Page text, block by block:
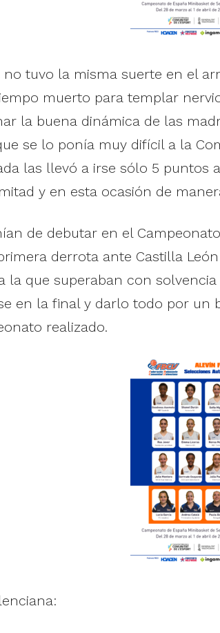
no tuvo la misma suerte en el
muerto para templar
la buena dinámica de las
se lo ponía muy difícil a la
las llevó a irse sólo 5 puntos
y en esta ocasión de
de debutar en el
derrota ante Castilla
la que superaban con
en la final y darlo todo por
realizado.